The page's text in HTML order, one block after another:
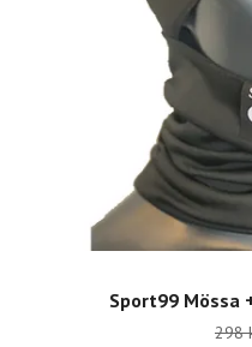
Sport99 Mössa
298